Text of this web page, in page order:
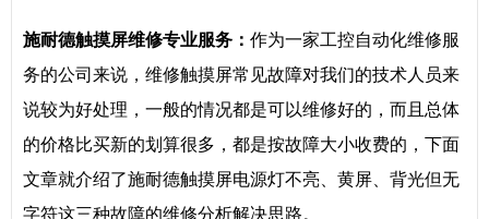
施耐德触摸屏维修专业服务： 作为一家工控自动化维修服
务的公司来说，维修触摸屏常见故障对我们的技术人员来
说较为好处理，一般的情况都是可以维修好的，而且总体
的价格比买新的划算很多，都是按故障大小收费的，下面
文章就介绍了施耐德触摸屏电源灯不亮、黄屏、背光但无
字符这三种故障的维修分析解决思路。